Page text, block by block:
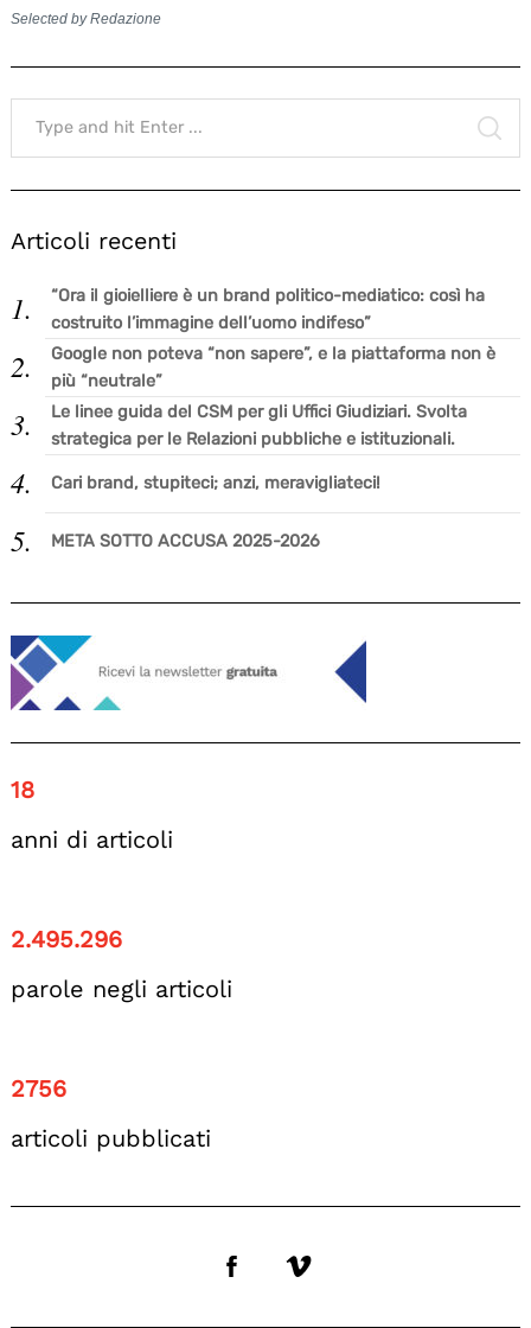
Selected by Redazione
Search
for:
Articoli recenti
“Ora il gioielliere è un brand politico-mediatico: così ha
costruito l’immagine dell’uomo indifeso”
Google non poteva “non sapere”, e la piattaforma non è
più “neutrale”
Le linee guida del CSM per gli Uffici Giudiziari. Svolta
strategica per le Relazioni pubbliche e istituzionali.
Cari brand, stupiteci; anzi, meravigliateci!
META SOTTO ACCUSA 2025-2026
18
anni di articoli
2.495.296
parole negli articoli
2756
articoli pubblicati
Search
for: